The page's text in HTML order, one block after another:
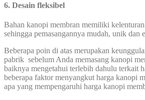
6. Desain fleksibel
Bahan kanopi membran memiliki
sehingga pemasangannya mudah, unik dan
Beberapa poin di atas merupakan
pabrik sebelum Anda memasang kanopi
baiknya mengetahui terlebih dahulu terkait
beberapa faktor menyangkut harga kanopi
apa yang mempengaruhi harga kanopi